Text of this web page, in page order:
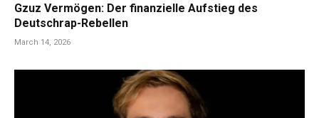
Gzuz Vermögen: Der finanzielle Aufstieg des
Deutschrap-Rebellen
March 14, 2026